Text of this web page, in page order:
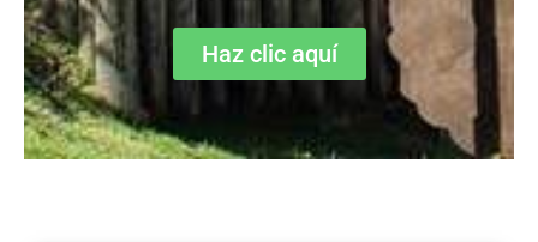
Haz clic aquí